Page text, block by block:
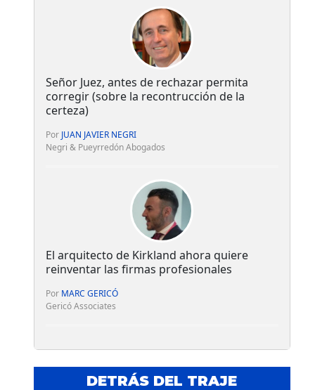
Señor Juez, antes de rechazar permita
corregir (sobre la recontrucción de la
certeza)
Por JUAN JAVIER NEGRI
Negri & Pueyrredón Abogados
El arquitecto de Kirkland ahora quiere
reinventar las firmas profesionales
Por MARC GERICÓ
Gericó Associates
DETRÁS DEL TRAJE